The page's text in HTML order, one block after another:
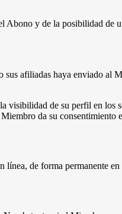
Abono y de la posibilidad
afiliadas haya enviado al
de su perfil en los
da su consentimiento
de forma permanente